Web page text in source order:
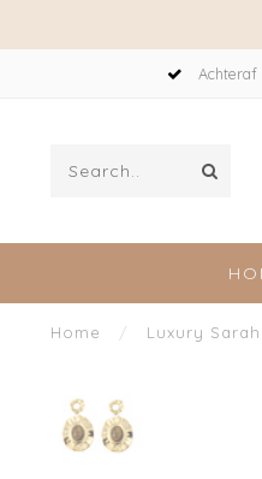
Achteraf
Home / Luxury